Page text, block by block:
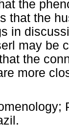
the
that the
in
may be
the
more